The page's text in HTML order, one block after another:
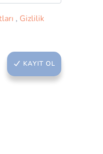
, Gizlilik
KAYIT OL